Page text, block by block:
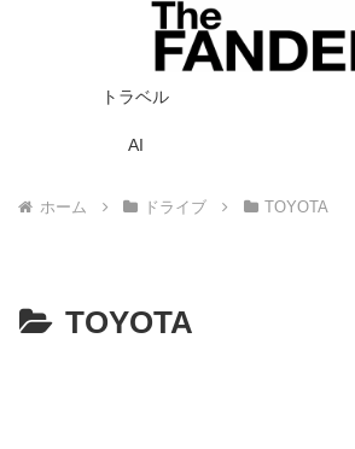
トラベル
AI
ホーム ドライブ TOYOTA
TOYOTA